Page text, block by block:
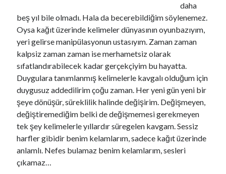
Son Yazılar
İş Arıyorum Diye Bağırmak Ayıp Mıdır?
Devren Kiralık Hayaller..
Zeytin Kreması Tarifi ve İçimizdeki İtalyan Aşkı
Biber Çorbası Tarifi ve 80’lerde Doğmuş Çocukların 40’lı Yaşlara Dair
Dertleri *
Misafir Odaları gibi Tuhaf Bir Şey
Son yorumlar
Devren Kiralık Hayaller..
daha
beş yıl bile olmadı. Hala da becerebildiğim söylenemez.
Oysa kağıt üzerinde kelimeler dünyasının oyunbazıyım,
yeri gelirse manipülasyonun ustasıyım. Zaman zaman
kalpsiz zaman zaman ise merhametsiz olarak
sıfatlandırabilecek kadar gerçekçiyim bu hayatta.
Duygulara tanımlanmış kelimelerle kavgalı olduğum için
duygusuz addedilirim çoğu zaman. Her yeni gün yeni bir
şeye dönüşür, süreklilik halinde değişirim. Değişmeyen,
değiştiremediğim belki de değişmemesi gerekmeyen
tek şey kelimelerle yıllardır süregelen kavgam. Sessiz
harfler gibidir benim kelamlarım, sadece kağıt üzerinde
anlamlı. Nefes bulamaz benim kelamlarım, sesleri
çıkamaz…